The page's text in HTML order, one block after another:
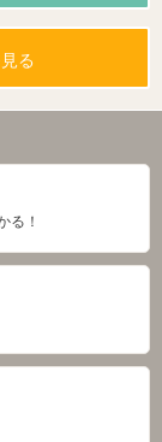
る
る！